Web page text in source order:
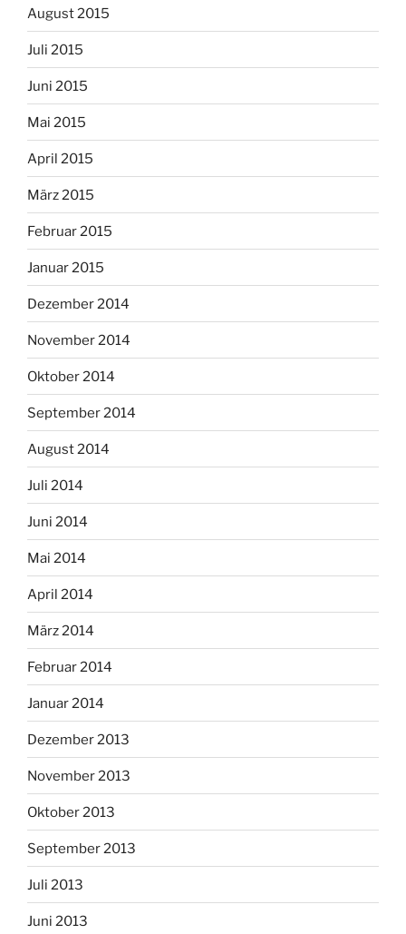
August 2015
Juli 2015
Juni 2015
Mai 2015
April 2015
März 2015
Februar 2015
Januar 2015
Dezember 2014
November 2014
Oktober 2014
September 2014
August 2014
Juli 2014
Juni 2014
Mai 2014
April 2014
März 2014
Februar 2014
Januar 2014
Dezember 2013
November 2013
Oktober 2013
September 2013
Juli 2013
Juni 2013